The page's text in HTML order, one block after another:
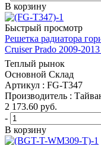
В корзину
Быстрый просмотр
Решетка радиатора
Cruiser Prado 2009-
Теплый рынок
Основной Склад
Артикул : FG-T347
Производитель :
2 173.60 руб.
-
В корзину